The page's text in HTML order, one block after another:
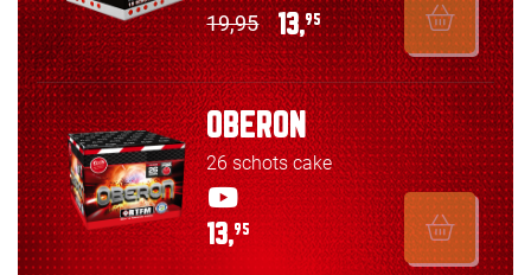
19,95 13,95
OBERON
26 schots cake
13,95